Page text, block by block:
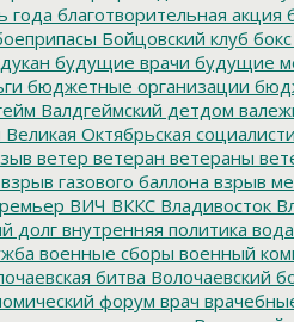
года благотворительная акция
Бойцовский клуб бокс
будущие врачи будущие
бюджетные организации
Валдгеймский детдом
Великая Октябрьская
ветер ветеран ветераны
взрыв газового баллона взрыв
ВИЧ ВККС Владивосток
долг внутренняя политика вода
военные сборы военный
битва Волочаевский
форум врач